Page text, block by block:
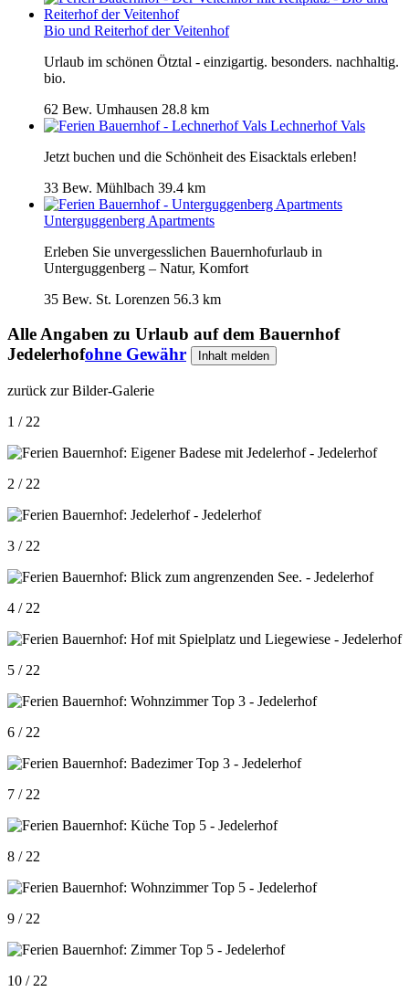
Bio und Reiterhof der Veitenhof
Urlaub im schönen Ötztal - einzigartig. besonders. nachhaltig.
bio.
62 Bew. Umhausen 28.8 km
Lechnerhof Vals
Jetzt buchen und die Schönheit des Eisacktals erleben!
33 Bew. Mühlbach 39.4 km
Unterguggenberg Apartments
Erleben Sie unvergesslichen Bauernhofurlaub in
Unterguggenberg – Natur, Komfort
35 Bew. St. Lorenzen 56.3 km
Alle Angaben zu Urlaub auf dem Bauernhof
Jedelerhofohne Gewähr Inhalt melden
zurück zur Bilder-Galerie
1 / 22
2 / 22
3 / 22
4 / 22
5 / 22
6 / 22
7 / 22
8 / 22
9 / 22
10 / 22